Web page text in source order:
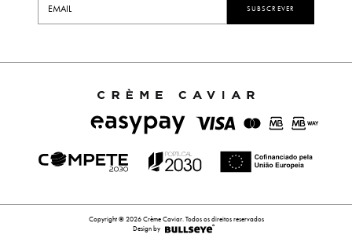
SUBSCREVER
Copyright © 2026 Crème Caviar. Todos os direitos reservados
Design by